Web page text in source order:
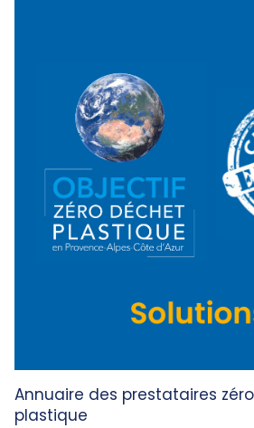
Annuaire des prestataires
plastique